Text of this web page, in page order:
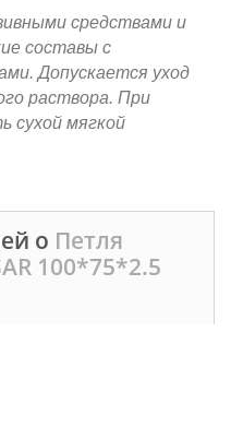
средствами и
составы с
Допускается уход
раствора. При
сухой мягкой
о Петля
100*75*2.5